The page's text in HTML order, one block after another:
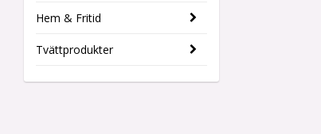
Hem & Fritid
Tvättprodukter